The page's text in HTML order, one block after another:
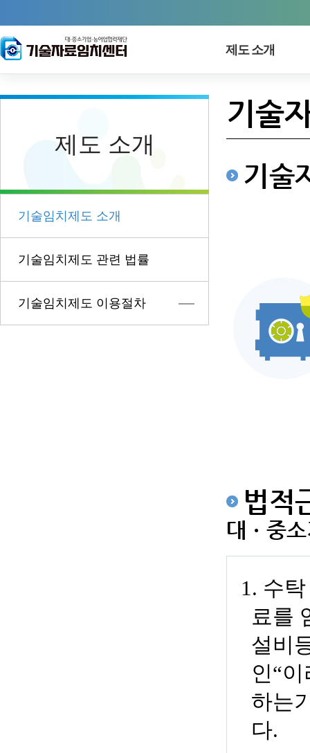
제도 소개
제도 소개
기술임치제도 소개
기술임치제도 관련 법률
기술임치제도 이용절차
기술
기술
법적
대ㆍ중
1. 수
료를
설비
인“
하는
다.